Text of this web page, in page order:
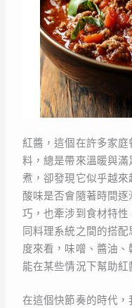
紅醬，這個在許多家
料，總是帶來溫暖與
煮，卻發現它似乎越
酸味是否會隨著時間
巧，也牽涉到食材特
同料理系統之間的搭
度來看，味噌、醬油
能在某些情況下幫助紅
在這個快節奏的時代